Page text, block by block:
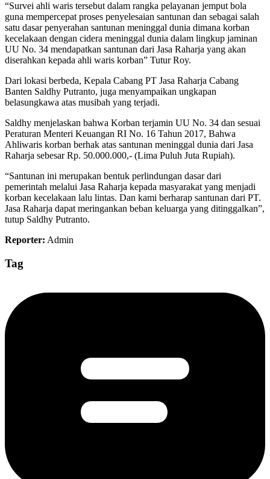
“Survei ahli waris tersebut dalam rangka pelayanan jemput bola
guna mempercepat proses penyelesaian santunan dan sebagai salah
satu dasar penyerahan santunan meninggal dunia dimana korban
kecelakaan dengan cidera meninggal dunia dalam lingkup jaminan
UU No. 34 mendapatkan santunan dari Jasa Raharja yang akan
diserahkan kepada ahli waris korban” Tutur Roy.
Dari lokasi berbeda, Kepala Cabang PT Jasa Raharja Cabang
Banten Saldhy Putranto, juga menyampaikan ungkapan
belasungkawa atas musibah yang terjadi.
Saldhy menjelaskan bahwa Korban terjamin UU No. 34 dan sesuai
Peraturan Menteri Keuangan RI No. 16 Tahun 2017, Bahwa
Ahliwaris korban berhak atas santunan meninggal dunia dari Jasa
Raharja sebesar Rp. 50.000.000,- (Lima Puluh Juta Rupiah).
“Santunan ini merupakan bentuk perlindungan dasar dari
pemerintah melalui Jasa Raharja kepada masyarakat yang menjadi
korban kecelakaan lalu lintas. Dan kami berharap santunan dari PT.
Jasa Raharja dapat meringankan beban keluarga yang ditinggalkan”,
tutup Saldhy Putranto.
Reporter: Admin
Tag